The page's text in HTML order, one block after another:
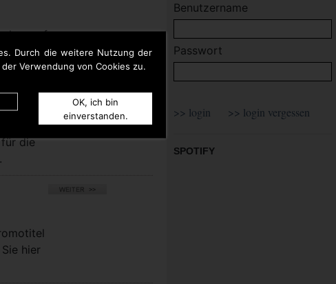
Durch die weitere Nutzung der
Verwendung von Cookies zu.
OK, ich bin
einverstanden.
auf
die
hier
Benutzername
Passwort
SPOTIFY